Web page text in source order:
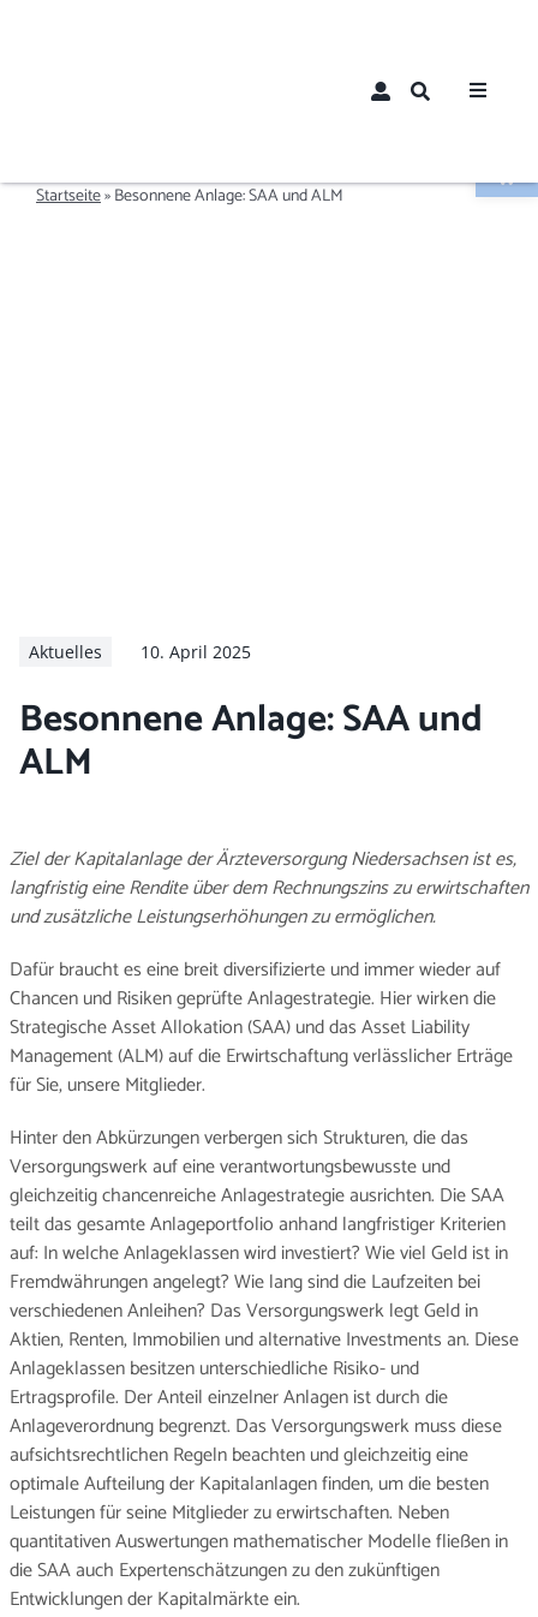
Toggle
Startseite»Besonnene Anlage: SAA und ALM
Aktuelles 10. April 2025
Besonnene Anlage: SAA und
ALM
Ziel der Kapitalanlage der Ärzteversorgung Niedersachsen ist es,
langfristig eine Rendite über dem Rechnungszins zu erwirtschaften
und zusätzliche Leistungserhöhungen zu ermöglichen.
Dafür braucht es eine breit diversifizierte und immer wieder auf
Chancen und Risiken geprüfte Anlagestrategie. Hier wirken die
Strategische Asset Allokation (SAA) und das Asset Liability
Management (ALM) auf die Erwirtschaftung verlässlicher Erträge
für Sie, unsere Mitglieder.
Hinter den Abkürzungen verbergen sich Strukturen, die das
Versorgungswerk auf eine verantwortungsbewusste und
gleichzeitig chancenreiche Anlagestrategie ausrichten. Die SAA
teilt das gesamte Anlageportfolio anhand langfristiger Kriterien
auf: In welche Anlageklassen wird investiert? Wie viel Geld ist in
Fremdwährungen angelegt? Wie lang sind die Laufzeiten bei
verschiedenen Anleihen? Das Versorgungswerk legt Geld in
Aktien, Renten, Immobilien und alternative Investments an. Diese
Anlageklassen besitzen unterschiedliche Risiko- und
Ertragsprofile. Der Anteil einzelner Anlagen ist durch die
Anlageverordnung begrenzt. Das Versorgungswerk muss diese
aufsichtsrechtlichen Regeln beachten und gleichzeitig eine
optimale Aufteilung der Kapitalanlagen finden, um die besten
Leistungen für seine Mitglieder zu erwirtschaften. Neben
quantitativen Auswertungen mathematischer Modelle fließen in
die SAA auch Expertenschätzungen zu den zukünftigen
Entwicklungen der Kapitalmärkte ein.